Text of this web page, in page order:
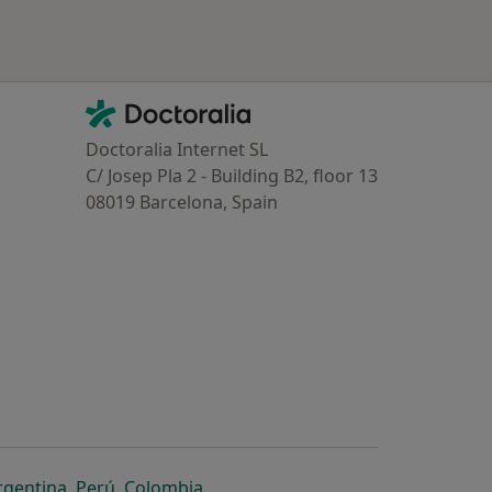
Contacto
Doctoralia - Homepage
Doctoralia Internet SL
C/ Josep Pla 2 - Building B2, floor 13
08019 Barcelona, Spain
separador
num novo separador
abre num novo separador
abre num novo separador
abre num novo separador